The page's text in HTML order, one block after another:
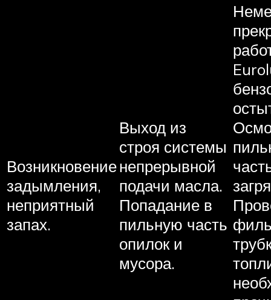
Возникновение
задымления,
неприятный
запах.
Выход из
строя системы
непрерывной
подачи масла.
Попадание в
пильную часть
опилок и
мусора.